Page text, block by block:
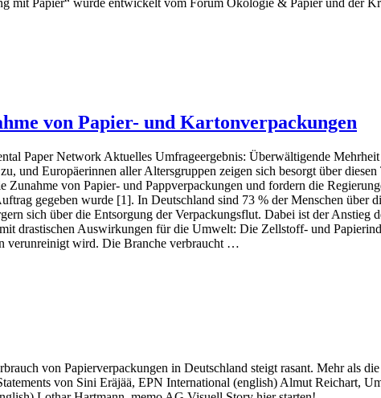
mit Papier“ wurde entwickelt vom Forum Ökologie & Papier und der
von Papier- und Kartonverpackungen
Paper Network Aktuelles Umfrageergebnis: Überwältigende
und Europäerinnen aller Altersgruppen zeigen sich besorgt über
von Papier- und Pappverpackungen und fordern die
gegeben wurde [1]. In Deutschland sind 73 % der Menschen über
sich über die Entsorgung der Verpackungsflut. Dabei ist der Anstieg
drastischen Auswirkungen für die Umwelt: Die Zellstoff- und
verunreinigt wird. Die Branche verbraucht …
von Papierverpackungen in Deutschland steigt rasant. Mehr als
von Sini Eräjää, EPN International (english) Almut Reichart,